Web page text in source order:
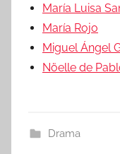
María Luisa
María Rojo
Miguel Ángel
Nöelle de
Drama